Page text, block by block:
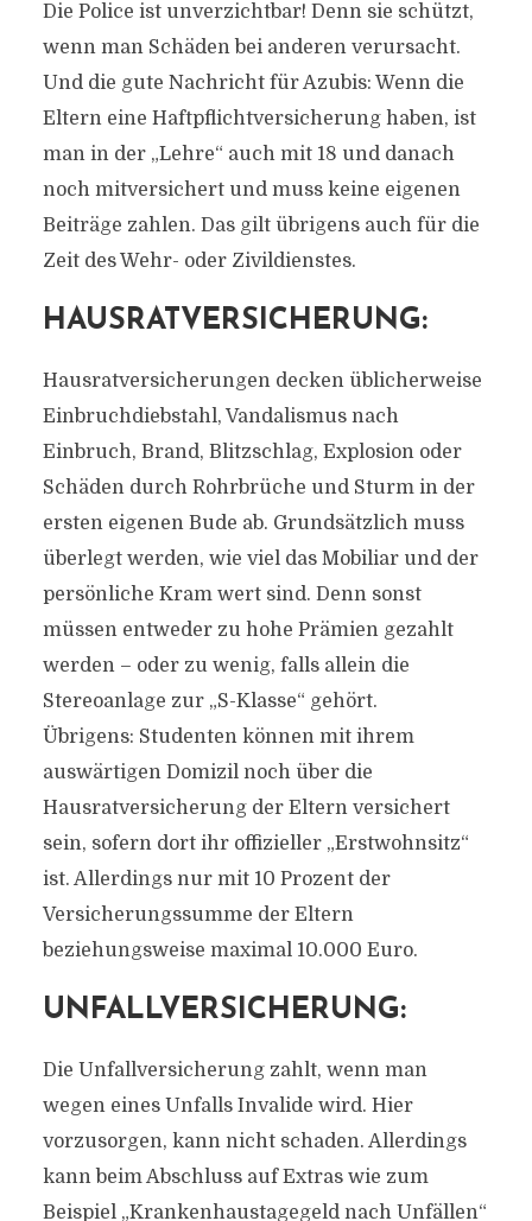
Die Police ist unverzichtbar! Denn sie schützt,
wenn man Schäden bei anderen verursacht.
Und die gute Nachricht für Azubis: Wenn die
Eltern eine Haftpflichtversicherung haben, ist
man in der „Lehre“ auch mit 18 und danach
noch mitversichert und muss keine eigenen
Beiträge zahlen. Das gilt übrigens auch für die
Zeit des Wehr- oder Zivildienstes.
HAUSRATVERSICHERUNG:
Hausratversicherungen decken üblicherweise
Einbruchdiebstahl, Vandalismus nach
Einbruch, Brand, Blitzschlag, Explosion oder
Schäden durch Rohrbrüche und Sturm in der
ersten eigenen Bude ab. Grundsätzlich muss
überlegt werden, wie viel das Mobiliar und der
persönliche Kram wert sind. Denn sonst
müssen entweder zu hohe Prämien gezahlt
werden – oder zu wenig, falls allein die
Stereoanlage zur „S-Klasse“ gehört.
Übrigens: Studenten können mit ihrem
auswärtigen Domizil noch über die
Hausratversicherung der Eltern versichert
sein, sofern dort ihr offizieller „Erstwohnsitz“
ist. Allerdings nur mit 10 Prozent der
Versicherungssumme der Eltern
beziehungsweise maximal 10.000 Euro.
UNFALLVERSICHERUNG:
Die Unfallversicherung zahlt, wenn man
wegen eines Unfalls Invalide wird. Hier
vorzusorgen, kann nicht schaden. Allerdings
kann beim Abschluss auf Extras wie zum
Beispiel „Krankenhaustagegeld nach Unfällen“